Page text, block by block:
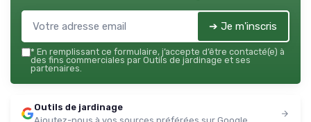
➔ Je m'inscris
* En remplissant ce formulaire, j’accepte d’être contacté(e) à
des fins commerciales par Outils de jardinage et ses
partenaires.
Outils de jardinage